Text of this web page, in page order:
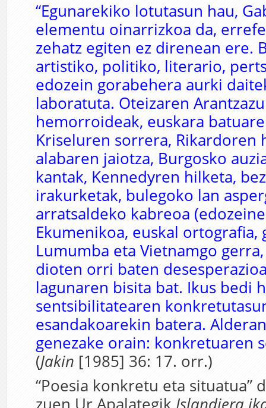
“Egunarekiko lotutasun hau,
elementu oinarrizkoa da,
zehatz egiten ez direnean ere.
artistiko, politiko, literario,
edozein gorabehera aurki
laboratuta. Oteizaren
hemorroideak, euskara
Kriseluren sorrera, Rikardoren
alabaren jaiotza, Burgosko
kantak, Kennedyren hilketa,
irakurketak, bulegoko lan
arratsaldeko kabreoa
Ekumenikoa, euskal ortografia,
Lumumba eta Vietnamgo
dioten orri baten
lagunaren bisita bat. Ikus bedi
sentsibilitatearen
esandakoarekin batera.
genezake orain: konkretuaren
(Jakin [1985] 36: 17. orr.)
“Poesia konkretu eta situatua”